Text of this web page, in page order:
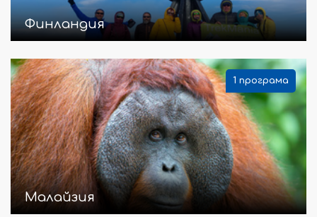
Финландия
1 програма
Малайзия